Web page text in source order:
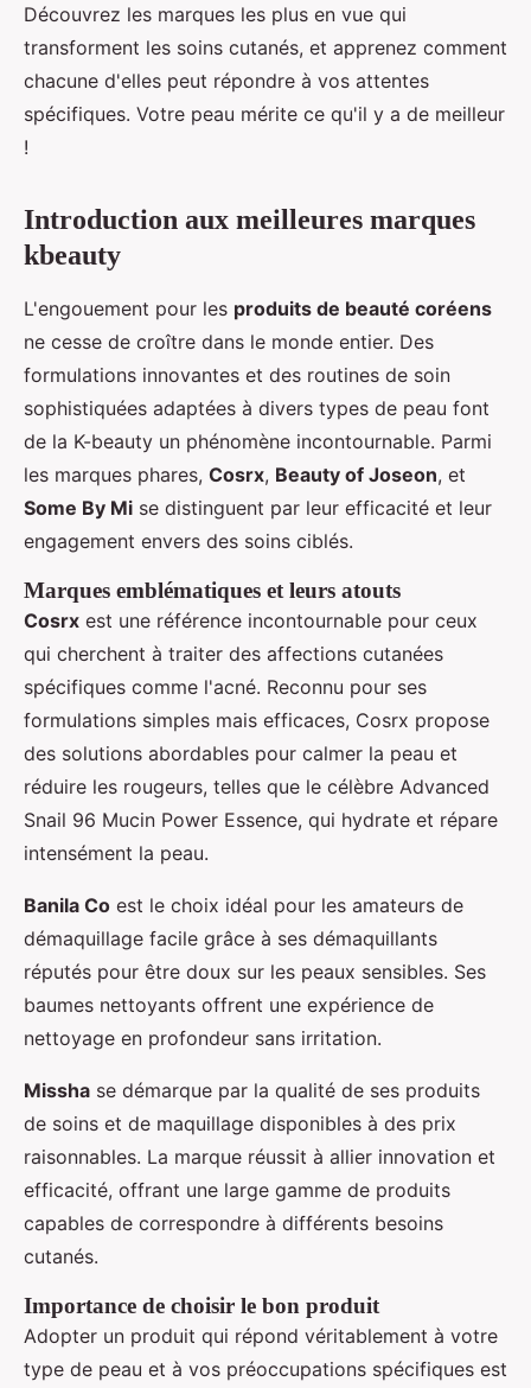
Découvrez les marques les plus en vue qui
transforment les soins cutanés, et apprenez comment
chacune d'elles peut répondre à vos attentes
spécifiques. Votre peau mérite ce qu'il y a de meilleur
!
Introduction aux meilleures marques
kbeauty
L'engouement pour les produits de beauté coréens
ne cesse de croître dans le monde entier. Des
formulations innovantes et des routines de soin
sophistiquées adaptées à divers types de peau font
de la K-beauty un phénomène incontournable. Parmi
les marques phares, Cosrx, Beauty of Joseon, et
Some By Mi se distinguent par leur efficacité et leur
engagement envers des soins ciblés.
Marques emblématiques et leurs atouts
Cosrx est une référence incontournable pour ceux
qui cherchent à traiter des affections cutanées
spécifiques comme l'acné. Reconnu pour ses
formulations simples mais efficaces, Cosrx propose
des solutions abordables pour calmer la peau et
réduire les rougeurs, telles que le célèbre Advanced
Snail 96 Mucin Power Essence, qui hydrate et répare
intensément la peau.
Banila Co est le choix idéal pour les amateurs de
démaquillage facile grâce à ses démaquillants
réputés pour être doux sur les peaux sensibles. Ses
baumes nettoyants offrent une expérience de
nettoyage en profondeur sans irritation.
Missha se démarque par la qualité de ses produits
de soins et de maquillage disponibles à des prix
raisonnables. La marque réussit à allier innovation et
efficacité, offrant une large gamme de produits
capables de correspondre à différents besoins
cutanés.
Importance de choisir le bon produit
Adopter un produit qui répond véritablement à votre
type de peau et à vos préoccupations spécifiques est